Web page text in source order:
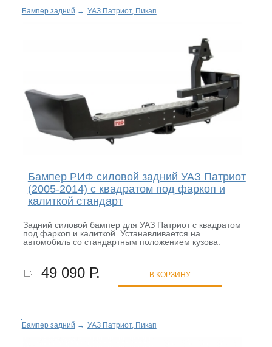
Бампер задний → УАЗ Патриот, Пикап
Бампер РИФ силовой задний УАЗ Патриот
(2005-2014) с квадратом под фаркоп и
калиткой стандарт
Задний силовой бампер для УАЗ Патриот с квадратом
под фаркоп и калиткой. Устанавливается на
автомобиль со стандартным положением кузова.
49 090 Р. В КОРЗИНУ
Бампер задний → УАЗ Патриот, Пикап